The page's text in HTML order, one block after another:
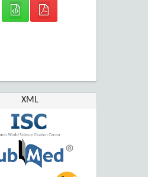
XML